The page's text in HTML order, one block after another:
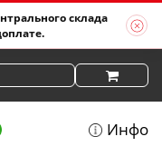
склада
Инфо